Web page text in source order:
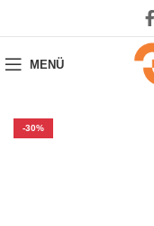
MENÜ
-30%